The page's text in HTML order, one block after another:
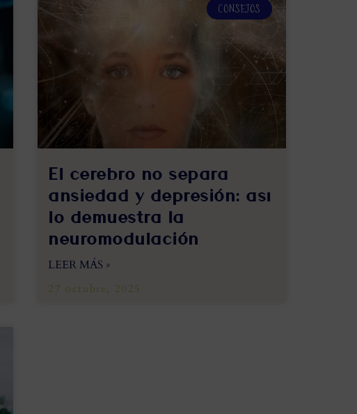
CONSEJOS
El cerebro no separa
ansiedad y depresión: así
lo demuestra la
neuromodulación
LEER MÁS »
27 octubre, 2025